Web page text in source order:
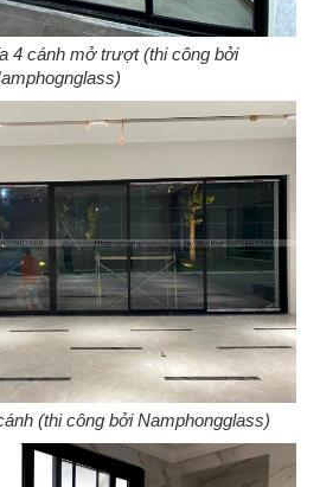
4 cánh mở trượt (thi công bởi
(thi công bởi Namphongglass)